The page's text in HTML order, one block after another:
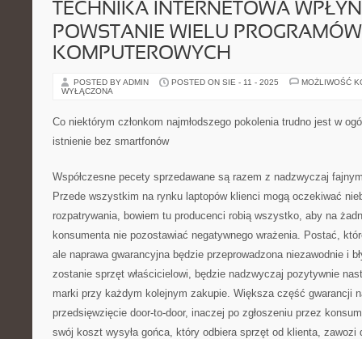
TECHNIKA INTERNETOWA
POWSTANIE WIELU PROGRAMÓW
KOMPUTEROWYCH
POSTED BY ADMIN POSTED ON SIE - 11 - 2025
MOŻLIWOŚĆ
WYŁĄCZONA
Co niektórym członkom najmłodszego pokolenia trudno jest w
istnienie bez smartfonów
Współczesne pecety sprzedawane są razem z nadzwyczaj
Przede wszystkim na rynku laptopów klienci mogą oczekiwać
rozpatrywania, bowiem tu producenci robią wszystko, aby na
konsumenta nie pozostawiać negatywnego wrażenia. Postać,
ale naprawa gwarancyjna będzie przeprowadzona niezawodnie i
zostanie sprzęt właścicielowi, będzie nadzwyczaj pozytywnie
marki przy każdym kolejnym zakupie. Większa część gwarancji
przedsięwzięcie door-to-door, inaczej po zgłoszeniu przez
swój koszt wysyła gońca, który odbiera sprzęt od klienta, zawozi